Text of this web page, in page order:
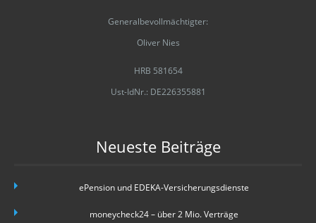
Generalbevollmächtigter:
Oliver Nies
HRB 581654
Ust-IdNr.: DE226355881
Neueste Beiträge
ePension und EDEKA-Versicherungsdienste
moneycheck24 – über 2 Mio. Verträge